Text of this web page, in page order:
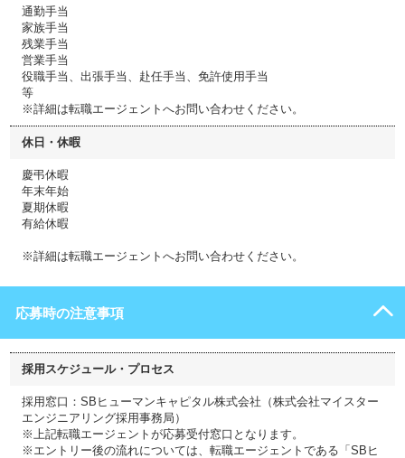
通勤手当
家族手当
残業手当
営業手当
役職手当、出張手当、赴任手当、免許使用手当
等
※詳細は転職エージェントへお問い合わせください。
休日・休暇
慶弔休暇
年末年始
夏期休暇
有給休暇
※詳細は転職エージェントへお問い合わせください。
応募時の注意事項
採用スケジュール・プロセス
採用窓口：SBヒューマンキャピタル株式会社（株式会社マイスター
エンジニアリング採用事務局）
※上記転職エージェントが応募受付窓口となります。
※エントリー後の流れについては、転職エージェントである「SBヒ